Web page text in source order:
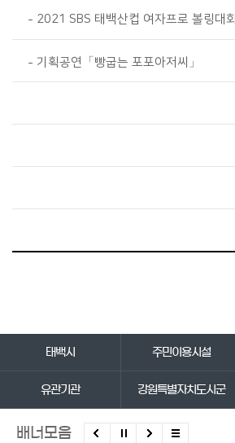
2021 SBS 태백산컵 여자프로 볼링대회
기획공연「빵굽는 포포아저씨」
태백시 주민이용시설
유관기관 강원특별자치도시군
배너모음